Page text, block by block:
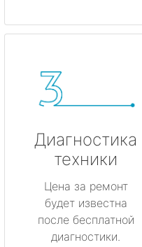
Диагностика
техники
Цена за ремонт
будет известна
после бесплатной
диагностики.